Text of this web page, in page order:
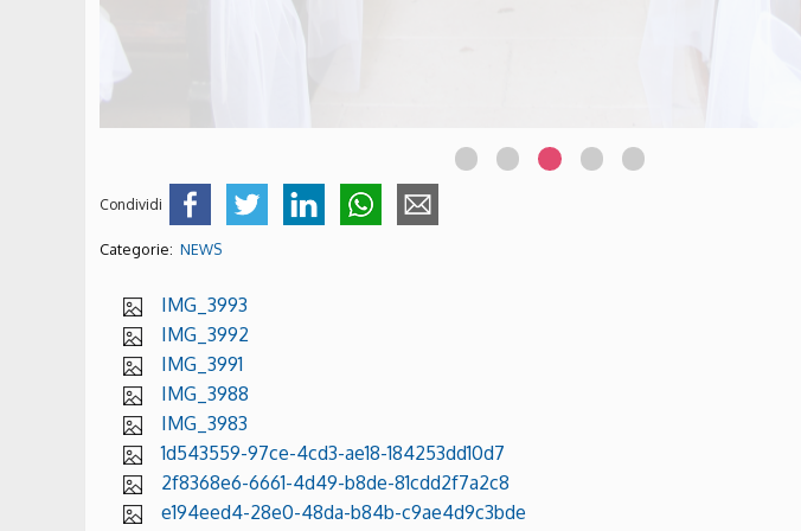
Condividi
Categorie: NEWS
IMG_3993
IMG_3992
IMG_3991
IMG_3988
IMG_3983
1d543559-97ce-4cd3-ae18-184253dd10d7
2f8368e6-6661-4d49-b8de-81cdd2f7a2c8
e194eed4-28e0-48da-b84b-c9ae4d9c3bde